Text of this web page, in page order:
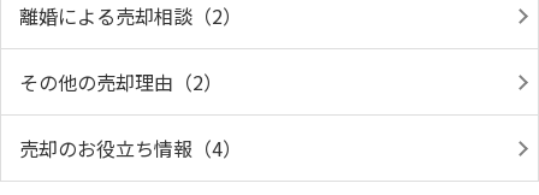
離婚による売却相談（2）
その他の売却理由（2）
売却のお役立ち情報（4）